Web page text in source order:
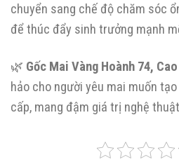
chuyển sang chế độ chăm sóc
để thúc đẩy sinh trưởng mạnh
🌿 Gốc Mai Vàng Hoành 74,
hảo cho người yêu mai muốn
cấp, mang đậm giá trị nghệ